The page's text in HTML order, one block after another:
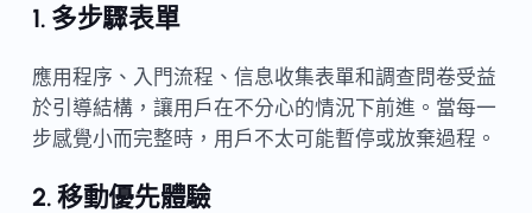
1. 多步驟表單
應用程序、入門流程、信息收集表單和調查問卷受益
於引導結構，讓用戶在不分心的情況下前進。當每一
步感覺小而完整時，用戶不太可能暫停或放棄過程。
2. 移動優先體驗